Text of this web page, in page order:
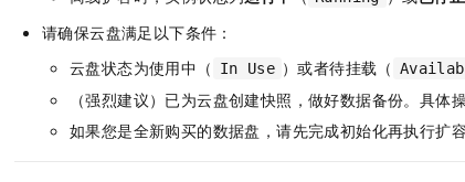
请确保云盘满足以下条件：
云盘状态为使用中（
In Use ）或者待挂载（
（强烈建议）已为云盘创建快照，做好数据备份。具体
如果您是全新购买的数据盘，请先完成初始化再执行扩
大模型解决方案
快速部署 Dify，高效搭建 AI 应用
依托云原生高可用架构,实现Dify私有化部署